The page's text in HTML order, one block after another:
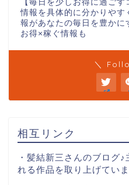
【毎日を少しお得に過ご
情報を具体的に分かりや
報があなたの毎日を豊かに
お得×稼ぐ情報も
＼
相互リンク
・髪結新三さんのブログ
れる作品を取り上げてい